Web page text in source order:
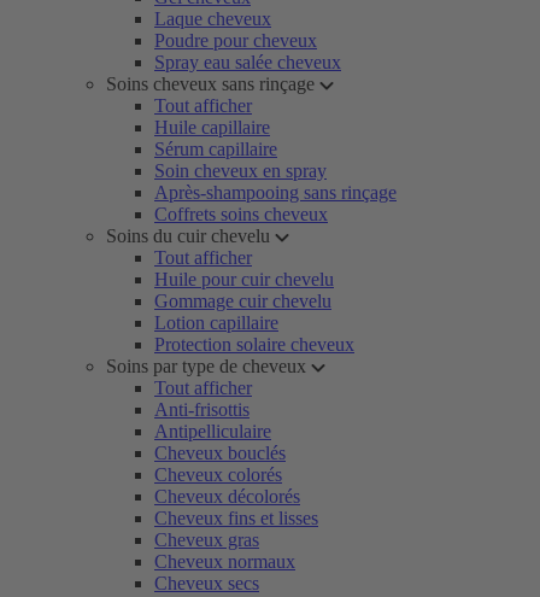
Laque cheveux
Poudre pour cheveux
Spray eau salée cheveux
Soins cheveux sans rinçage
Tout afficher
Huile capillaire
Sérum capillaire
Soin cheveux en spray
Après-shampooing sans rinçage
Coffrets soins cheveux
Soins du cuir chevelu
Tout afficher
Huile pour cuir chevelu
Gommage cuir chevelu
Lotion capillaire
Protection solaire cheveux
Soins par type de cheveux
Tout afficher
Anti-frisottis
Antipelliculaire
Cheveux bouclés
Cheveux colorés
Cheveux décolorés
Cheveux fins et lisses
Cheveux gras
Cheveux normaux
Cheveux secs